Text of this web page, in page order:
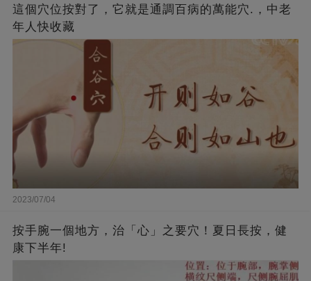
這個穴位按對了，它就是通調百病的萬能穴.，中老
年人快收藏
2023/07/04
按手腕一個地方，治「心」之要穴！夏日長按，健
康下半年!